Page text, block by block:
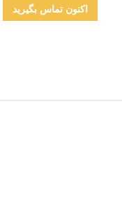
اکنون تماس بگیرید